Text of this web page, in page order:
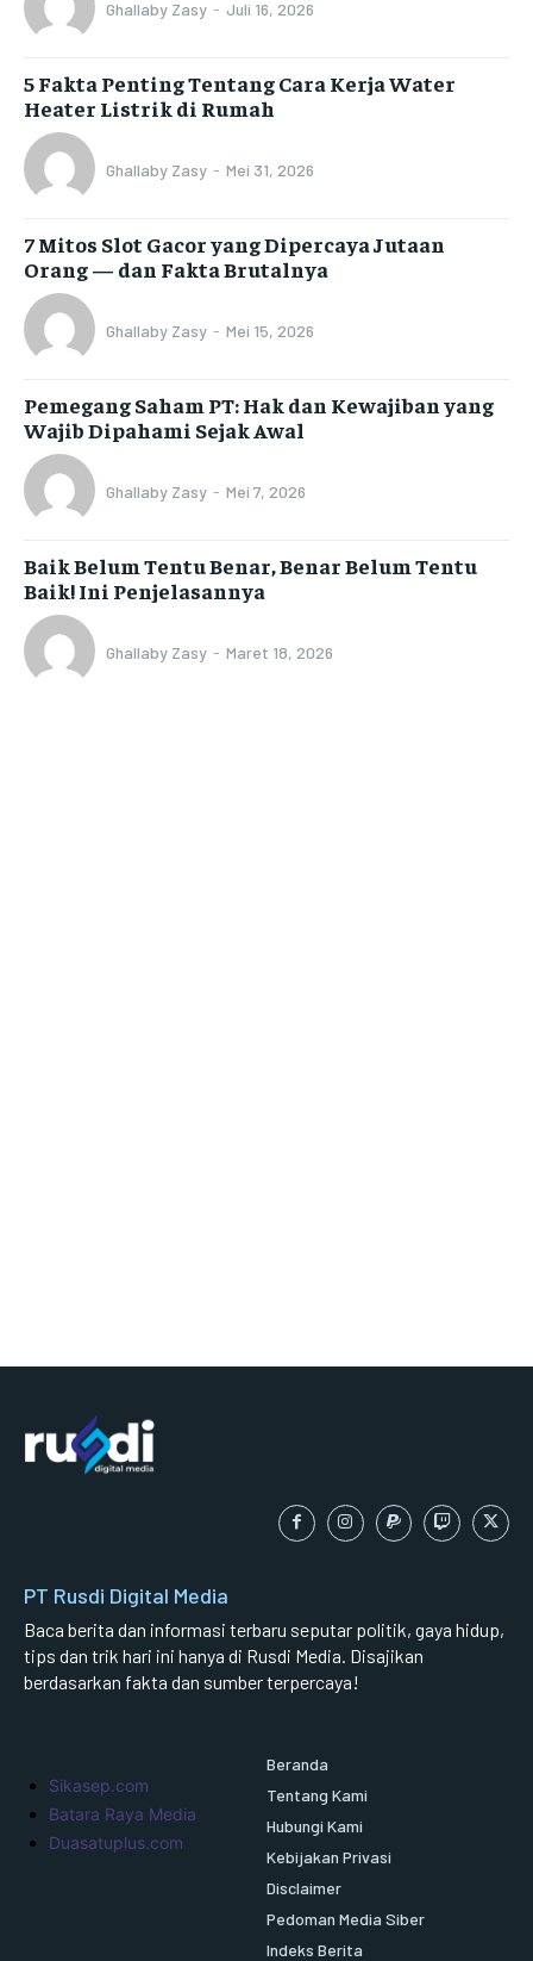
Ghallaby Zasy - Juli 16, 2026
5 Fakta Penting Tentang Cara Kerja Water
Heater Listrik di Rumah
Ghallaby Zasy - Mei 31, 2026
7 Mitos Slot Gacor yang Dipercaya Jutaan
Orang — dan Fakta Brutalnya
Ghallaby Zasy - Mei 15, 2026
Pemegang Saham PT: Hak dan Kewajiban yang
Wajib Dipahami Sejak Awal
Ghallaby Zasy - Mei 7, 2026
Baik Belum Tentu Benar, Benar Belum Tentu
Baik! Ini Penjelasannya
Ghallaby Zasy - Maret 18, 2026
PT Rusdi Digital Media
Baca berita dan informasi terbaru seputar politik, gaya hidup,
tips dan trik hari ini hanya di Rusdi Media. Disajikan
berdasarkan fakta dan sumber terpercaya!
Sikasep.com
Batara Raya Media
Duasatuplus.com
Beranda
Tentang Kami
Hubungi Kami
Kebijakan Privasi
Disclaimer
Pedoman Media Siber
Indeks Berita